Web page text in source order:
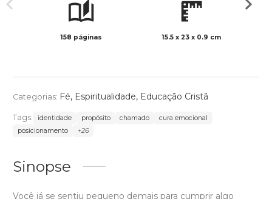
158 páginas 15.5 x 23 x 0.9 cm
Categorias: Fé, Espiritualidade, Educação Cristã
Tags: identidade propósito chamado
cura emocional
posicionamento
+26
Sinopse
Você já se sentiu pequeno demais para cumprir algo